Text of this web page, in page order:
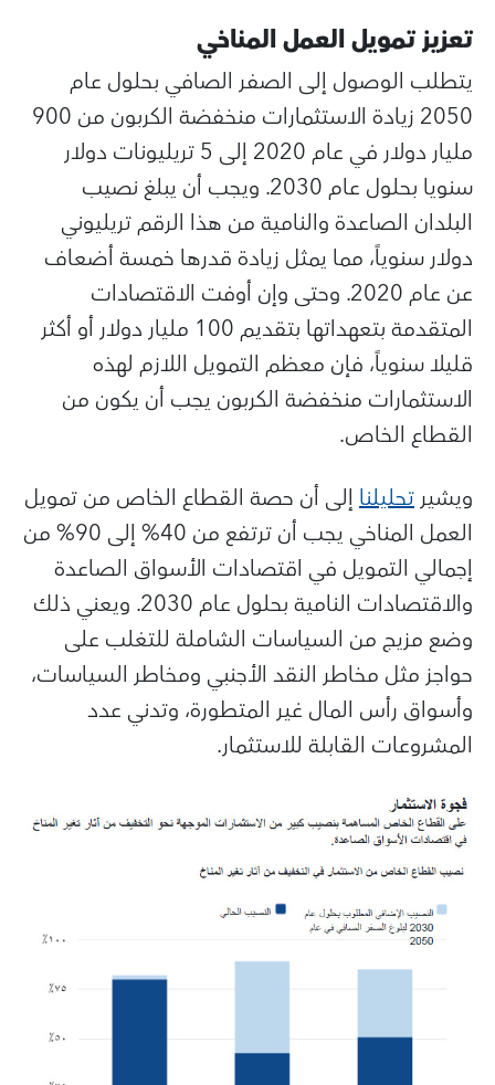
تعزيز تمويل العمل المناخي
يتطلب الوصول إلى الصفر الصافي بحلول عام
2050 زيادة الاستثمارات منخفضة الكربون من 900
مليار دولار في عام 2020 إلى 5 تريليونات دولار
سنويا بحلول عام 2030. ويجب أن يبلغ نصيب
البلدان الصاعدة والنامية من هذا الرقم تريليوني
دولار سنوياً، مما يمثل زيادة قدرها خمسة أضعاف
عن عام 2020. وحتى وإن أوفت الاقتصادات
المتقدمة بتعهداتها بتقديم 100 مليار دولار أو أكثر
قليلا سنوياً، فإن معظم التمويل اللازم لهذه
الاستثمارات منخفضة الكربون يجب أن يكون من
القطاع الخاص.
ويشيرتحليلناإلى أن حصة القطاع الخاص من تمويل
العمل المناخي يجب أن ترتفع من 40% إلى 90% من
إجمالي التمويل في اقتصادات الأسواق الصاعدة
والاقتصادات النامية بحلول عام 2030. ويعني ذلك
وضع مزيج من السياسات الشاملة للتغلب على
حواجز مثل مخاطر النقد الأجنبي ومخاطر السياسات،
وأسواق رأس المال غير المتطورة، وتدني عدد
المشروعات القابلة للاستثمار.